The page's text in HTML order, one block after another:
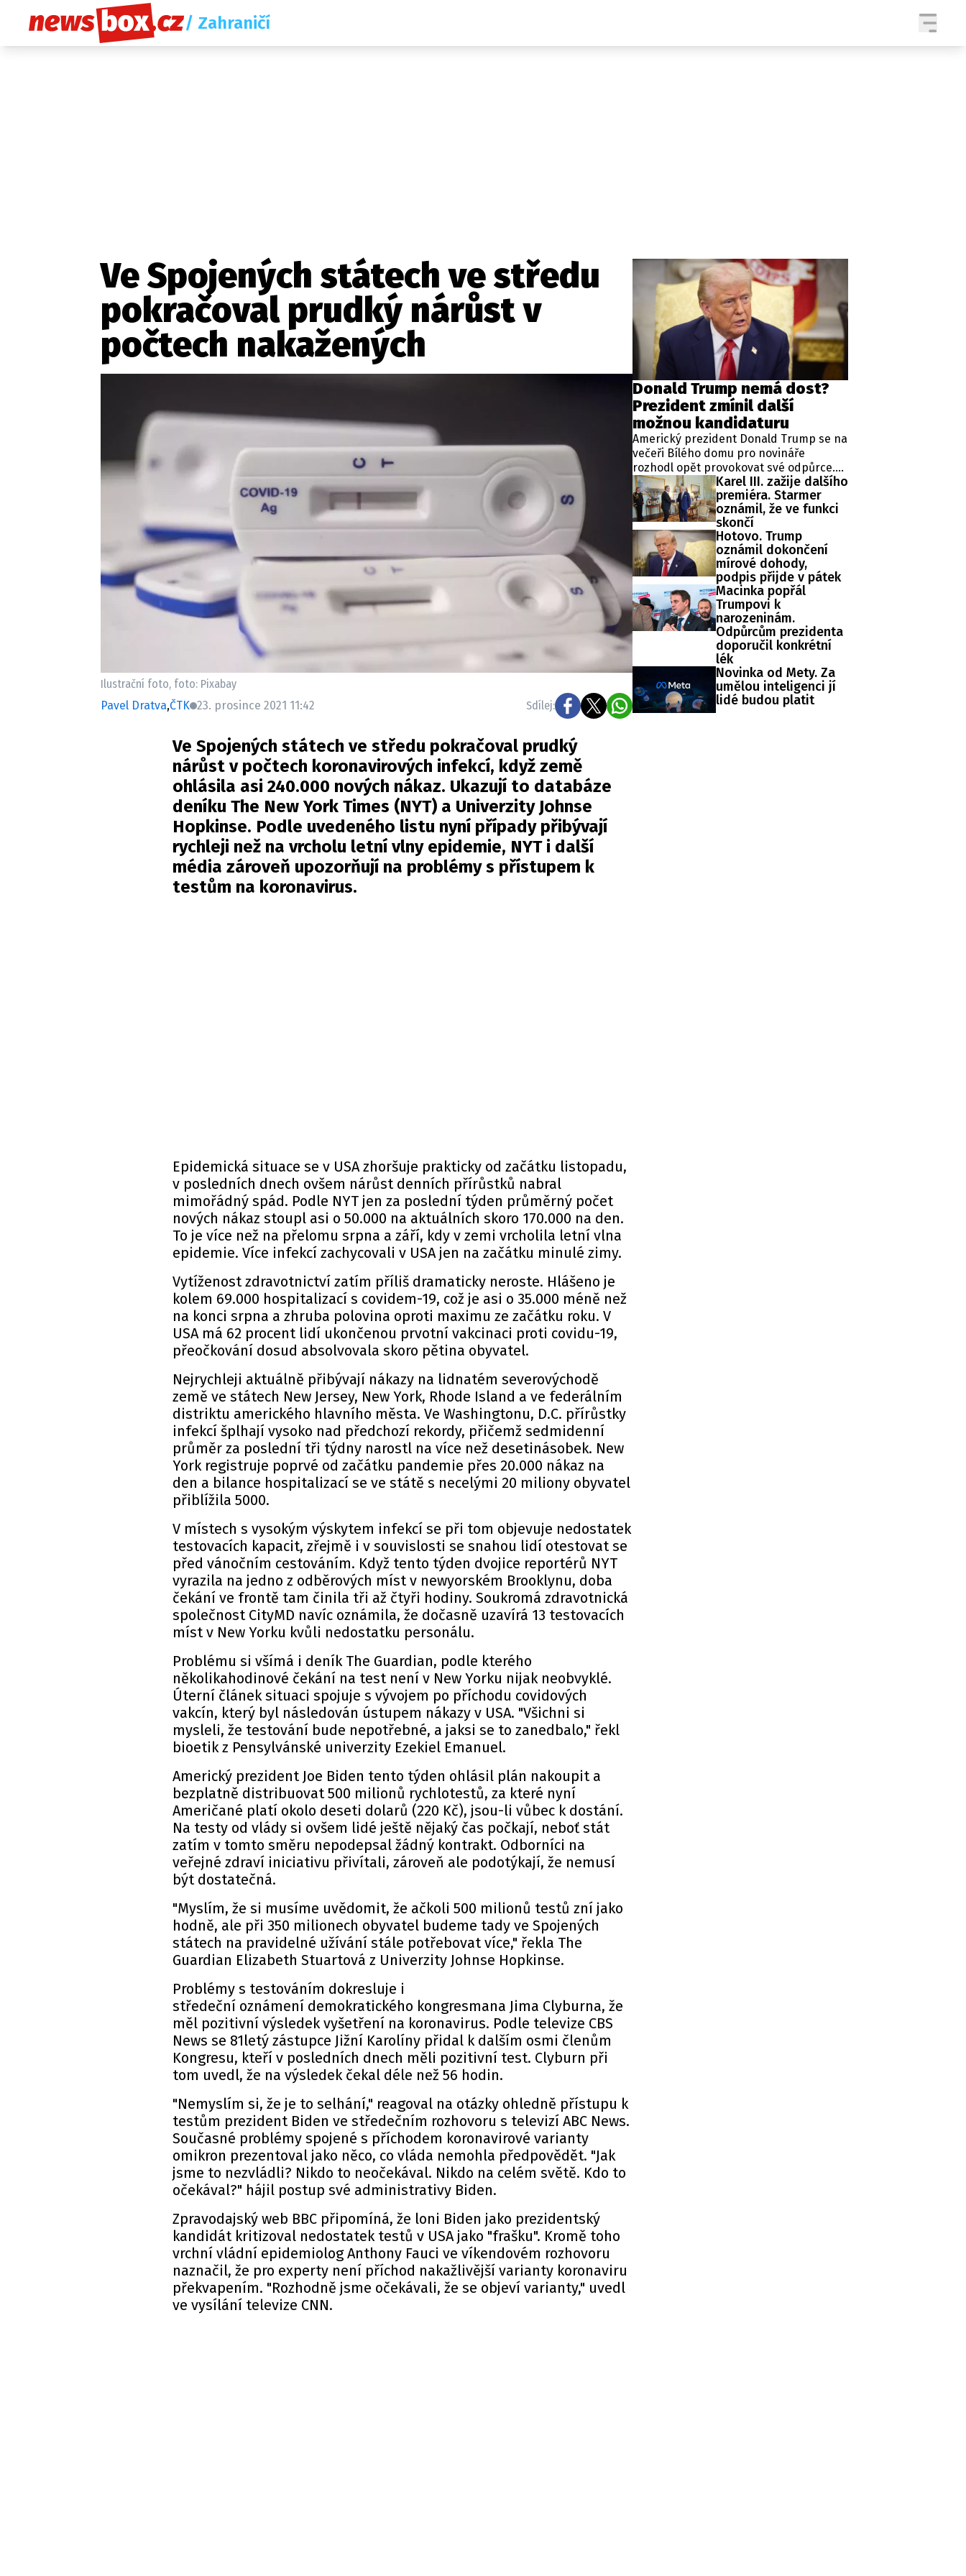
/ Zahraničí
Etický kodex Redakce Kontakt Vydavatel Inzerce Osobní údaje / Cookies
Provozovatelem serveru newsbox.cz je INCORP MEDIA GROUP s.r.o., IČ: 118 23 054
SLEDUJTE NÁS NA
Zaznamenali jste událost? Máte pro nás důležitou zprávu, příběh, fotografie, videa?
Nejlepší z vás odměníme
Ve Spojených státech ve středu
pokračoval prudký nárůst v
počtech nakažených
Ilustrační foto, foto: Pixabay
Pavel Dratva,ČTK 23. prosince 2021 11:42 Sdílej:
Ve Spojených státech ve středu pokračoval prudký
nárůst v počtech koronavirových infekcí, když země
ohlásila asi 240.000 nových nákaz. Ukazují to databáze
deníku The New York Times (NYT) a Univerzity Johnse
Hopkinse. Podle uvedeného listu nyní případy přibývají
rychleji než na vrcholu letní vlny epidemie, NYT i další
média zároveň upozorňují na problémy s přístupem k
testům na koronavirus.
Epidemická situace se v USA zhoršuje prakticky od začátku listopadu,
v posledních dnech ovšem nárůst denních přírůstků nabral
mimořádný spád. Podle NYT jen za poslední týden průměrný počet
nových nákaz stoupl asi o 50.000 na aktuálních skoro 170.000 na den.
To je více než na přelomu srpna a září, kdy v zemi vrcholila letní vlna
epidemie. Více infekcí zachycovali v USA jen na začátku minulé zimy.
Vytíženost zdravotnictví zatím příliš dramaticky neroste. Hlášeno je
kolem 69.000 hospitalizací s covidem-19, což je asi o 35.000 méně než
na konci srpna a zhruba polovina oproti maximu ze začátku roku. V
USA má 62 procent lidí ukončenou prvotní vakcinaci proti covidu-19,
přeočkování dosud absolvovala skoro pětina obyvatel.
Nejrychleji aktuálně přibývají nákazy na lidnatém severovýchodě
země ve státech New Jersey, New York, Rhode Island a ve federálním
distriktu amerického hlavního města. Ve Washingtonu, D.C. přírůstky
infekcí šplhají vysoko nad předchozí rekordy, přičemž sedmidenní
průměr za poslední tři týdny narostl na více než desetinásobek. New
York registruje poprvé od začátku pandemie přes 20.000 nákaz na
den a bilance hospitalizací se ve státě s necelými 20 miliony obyvatel
přiblížila 5000.
V místech s vysokým výskytem infekcí se při tom objevuje nedostatek
testovacích kapacit, zřejmě i v souvislosti se snahou lidí otestovat se
před vánočním cestováním. Když tento týden dvojice reportérů NYT
vyrazila na jedno z odběrových míst v newyorském Brooklynu, doba
čekání ve frontě tam činila tři až čtyři hodiny. Soukromá zdravotnická
společnost CityMD navíc oznámila, že dočasně uzavírá 13 testovacích
míst v New Yorku kvůli nedostatku personálu.
Problému si všímá i deník The Guardian, podle kterého
několikahodinové čekání na test není v New Yorku nijak neobvyklé.
Úterní článek situaci spojuje s vývojem po příchodu covidových
vakcín, který byl následován ústupem nákazy v USA. "Všichni si
mysleli, že testování bude nepotřebné, a jaksi se to zanedbalo," řekl
bioetik z Pensylvánské univerzity Ezekiel Emanuel.
Americký prezident Joe Biden tento týden ohlásil plán nakoupit a
bezplatně distribuovat 500 milionů rychlotestů, za které nyní
Američané platí okolo deseti dolarů (220 Kč), jsou-li vůbec k dostání.
Na testy od vlády si ovšem lidé ještě nějaký čas počkají, neboť stát
zatím v tomto směru nepodepsal žádný kontrakt. Odborníci na
veřejné zdraví iniciativu přivítali, zároveň ale podotýkají, že nemusí
být dostatečná.
"Myslím, že si musíme uvědomit, že ačkoli 500 milionů testů zní jako
hodně, ale při 350 milionech obyvatel budeme tady ve Spojených
státech na pravidelné užívání stále potřebovat více," řekla The
Guardian Elizabeth Stuartová z Univerzity Johnse Hopkinse.
Problémy s testováním dokresluje i
středeční oznámení demokratického kongresmana Jima Clyburna, že
měl pozitivní výsledek vyšetření na koronavirus. Podle televize CBS
News se 81letý zástupce Jižní Karolíny přidal k dalším osmi členům
Kongresu, kteří v posledních dnech měli pozitivní test. Clyburn při
tom uvedl, že na výsledek čekal déle než 56 hodin.
"Nemyslím si, že je to selhání," reagoval na otázky ohledně přístupu k
testům prezident Biden ve středečním rozhovoru s televizí ABC News.
Současné problémy spojené s příchodem koronavirové varianty
omikron prezentoval jako něco, co vláda nemohla předpovědět. "Jak
jsme to nezvládli? Nikdo to neočekával. Nikdo na celém světě. Kdo to
očekával?" hájil postup své administrativy Biden.
Zpravodajský web BBC připomíná, že loni Biden jako prezidentský
kandidát kritizoval nedostatek testů v USA jako "frašku". Kromě toho
vrchní vládní epidemiolog Anthony Fauci ve víkendovém rozhovoru
naznačil, že pro experty není příchod nakažlivější varianty koronaviru
překvapením. "Rozhodně jsme očekávali, že se objeví varianty," uvedl
ve vysílání televize CNN.
Donald Trump nemá dost?
Prezident zmínil další
možnou kandidaturu
Americký prezident Donald Trump se na
večeři Bílého domu pro novináře
rozhodl opět provokovat své odpůrce.
Vtipkoval totiž o čtvrté kandidatuře v
prezidentských volbách, která je mu
podle zákonů zapovězena, protože
momentálně vykonává již druhý mandát
ve funkci hlavy státu.
Karel III. zažije dalšího
premiéra. Starmer
oznámil, že ve funkci
skončí
Hotovo. Trump
oznámil dokončení
mírové dohody,
podpis přijde v pátek
Macinka popřál
Trumpovi k
narozeninám.
Odpůrcům prezidenta
doporučil konkrétní
lék
Novinka od Mety. Za
umělou inteligenci jí
lidé budou platit